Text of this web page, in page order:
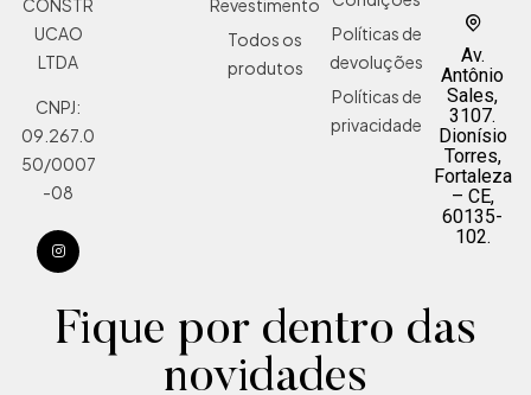
CONSTR
UCAO
LTDA
CNPJ:
09.267.0
50/0007
-08
Revestimento
Todos os
produtos
Políticas de
devoluções
Políticas de
privacidade
Av.
Antônio
Sales,
3107.
Dionísio
Torres,
Fortaleza
– CE,
60135-
102.
Fique por dentro das
novidades